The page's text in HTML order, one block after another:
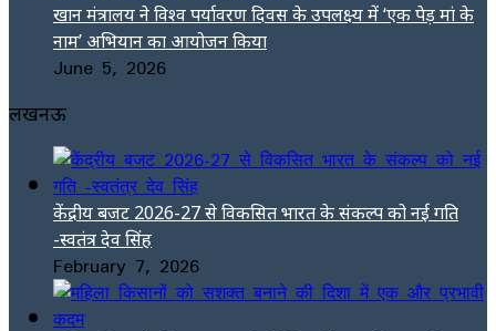
खान मंत्रालय ने विश्व पर्यावरण दिवस के उपलक्ष्य में ‘एक पेड़ मां के
नाम’ अभियान का आयोजन किया
June 5, 2026
लखनऊ
केंद्रीय बजट 2026-27 से विकसित भारत के संकल्प को नई गति
-स्वतंत्र देव सिंह
February 7, 2026